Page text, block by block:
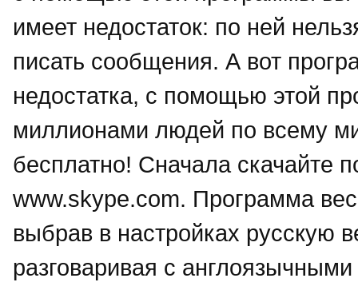
имеет недостаток: по ней
писать сообщения. А вот
недостатка, с помощью этой
миллионами людей по всему
бесплатно! Сначала скачайте
www.skype.com. Программа
выбрав в настройках русскую
разговаривая с